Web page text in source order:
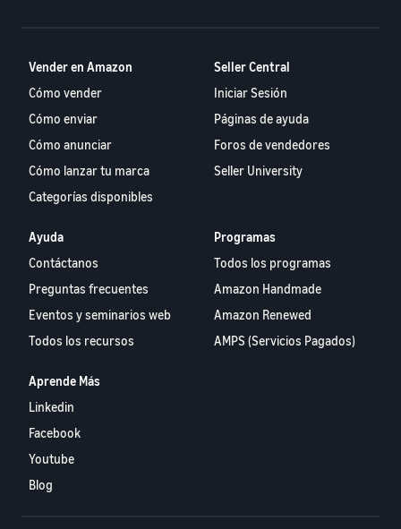
Vender en Amazon
Cómo vender
Cómo enviar
Cómo anunciar
Cómo lanzar tu marca
Categorías disponibles
Seller Central
Iniciar Sesión
Páginas de ayuda
Foros de vendedores
Seller University
Ayuda
Contáctanos
Preguntas frecuentes
Eventos y seminarios web
Todos los recursos
Programas
Todos los programas
Amazon Handmade
Amazon Renewed
AMPS (Servicios Pagados)
Aprende Más
Linkedin
Facebook
Youtube
Blog